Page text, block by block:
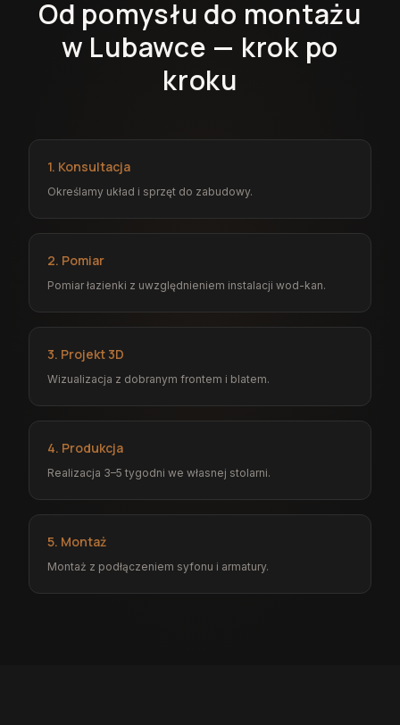
Od pomysłu do montażu
w Lubawce — krok po
kroku
1. Konsultacja
Określamy układ i sprzęt do zabudowy.
2. Pomiar
Pomiar łazienki z uwzględnieniem instalacji wod-kan.
3. Projekt 3D
Wizualizacja z dobranym frontem i blatem.
4. Produkcja
Realizacja 3–5 tygodni we własnej stolarni.
5. Montaż
Montaż z podłączeniem syfonu i armatury.